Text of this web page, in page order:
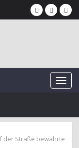
der Straße bewährte